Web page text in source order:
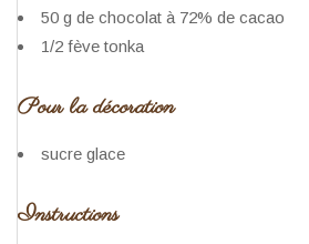
50 g de chocolat à 72% de cacao
1/2 fève tonka
Pour la décoration
sucre glace
Instructions